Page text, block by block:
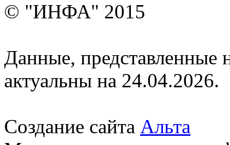
© "ИНФА" 2015
Данные, представленные
актуальны на 24.04.2026.
Создание сайта Альта